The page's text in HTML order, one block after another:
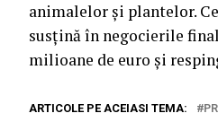
animalelor şi plantelor.
susţină în negocierile
milioane de euro şi
ARTICOLE PE ACEIASI TEMA: